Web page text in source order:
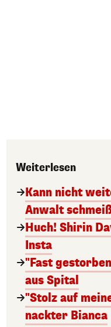
Weiterlesen
Kann nicht
Anwalt
Huch! Shirin
Insta
"Fast
aus Spital
"Stolz auf
nackter Bianca